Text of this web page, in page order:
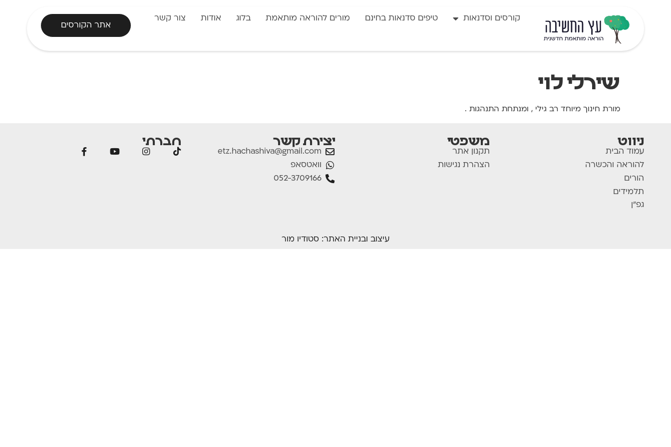
קורסים וסדנאות טיפים סדנאות בחינם מורים להוראה מותאמת בלוג אודות
צור קשר
אתר הקורסים
שירלי לוי
מורת חינוך מיוחד רב גילי , ומנתחת התנהגות .
ניווט
עמוד הבית
להוראה והכשרה
הורים
תלמידים
גפ"ן
משפטי
תקנון אתר
הצהרת נגישות
יצירת קשר
etz.hachashiva@gmail.com
וואטסאפ
052-3709166
חברתי
עיצוב ובניית האתר: סטודיו מור